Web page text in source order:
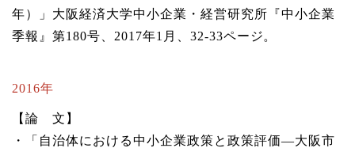
年）」大阪経済大学中小企業・経営研究所『中小企業
季報』第180号、2017年1月、32-33ページ。
2016年
【論 文】
・「自治体における中小企業政策と政策評価―大阪市